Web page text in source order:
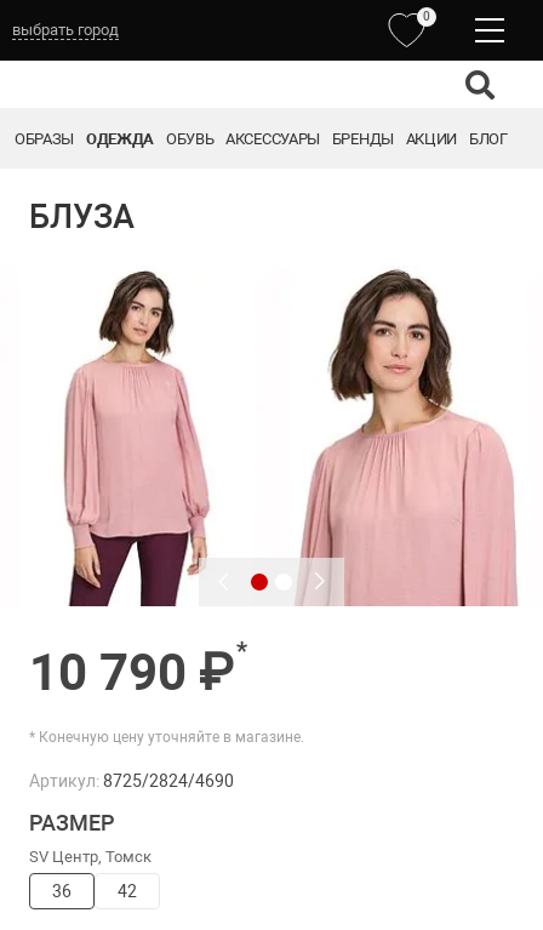
выбрать город
0
ОБРАЗЫ ОДЕЖДА ОБУВЬ АКСЕССУАРЫ БРЕНДЫ АКЦИИ БЛОГ
БЛУЗА
10 790 ₽*
* Конечную цену уточняйте в магазине.
Артикул:8725/2824/4690
РАЗМЕР
SV Центр, Томск
36 42